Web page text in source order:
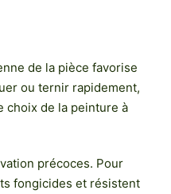
de la pièce favorise
ou ternir rapidement,
choix de la peinture à
précoces. Pour
fongicides et résistent